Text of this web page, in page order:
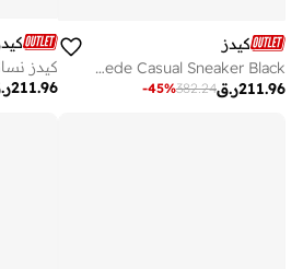
كيدز
Keds Women's Jump Kick T-Toe Lace Up Leather/Suede Casual Sneaker Black
ر.ق211.96
382.24
-45%
211.96